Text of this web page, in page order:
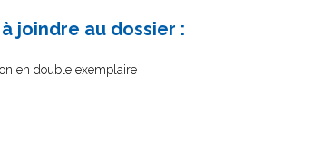
joindre au dossier :
en double exemplaire